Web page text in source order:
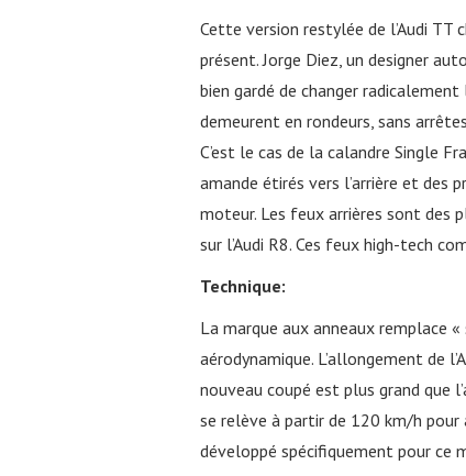
Cette version restylée de l’Audi TT
présent. Jorge Diez, un designer
bien gardé de changer
demeurent en rondeurs, sans
C’est le cas de la calandre Single
amande étirés vers l’arrière et des
moteur. Les feux arrières sont des
sur l’Audi R8. Ces feux high-tech
Technique:
La marque aux anneaux remplace
aérodynamique. L’allongement de
nouveau coupé est plus grand que
se relève à partir de 120 km/h pour
développé spécifiquement pour ce